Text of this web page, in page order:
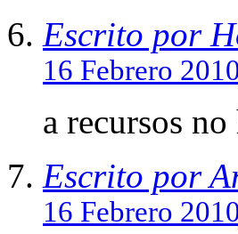
Escrito por
16 Febrero
a recursos
Escrito por
16 Febrero